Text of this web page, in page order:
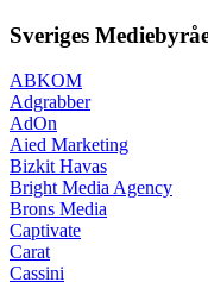
Sveriges
ABKOM
Adgrabber
AdOn
Aied Marketing
Bizkit Havas
Bright Media Agency
Brons Media
Captivate
Carat
Cassini